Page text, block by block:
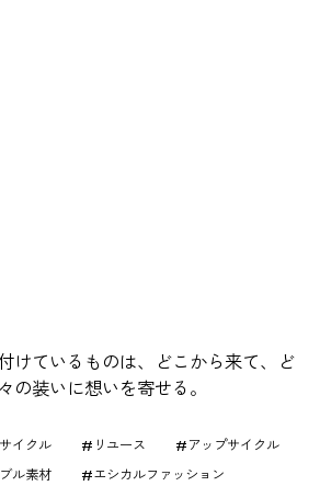
けているものは、どこから来て、ど
の装いに想いを寄せる。
イクル リユース
アップサイクル
ル素材
エシカルファッション